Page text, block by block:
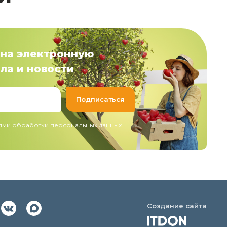
электронную
и новости
обработки персональных данных
Создание сайта